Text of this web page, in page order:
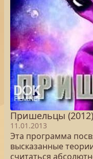
Пришельцы (2012)
11.01.2013
Эта программа
высказанные
считаться